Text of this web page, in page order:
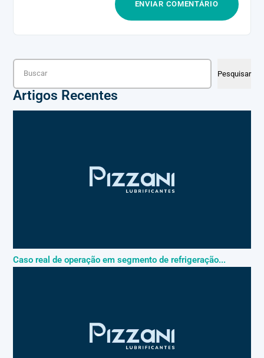
Pesquisar
Artigos Recentes
Caso real de operação em segmento de refrigeração...